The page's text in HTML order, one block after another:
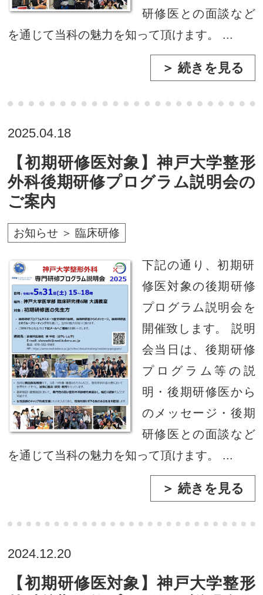
研修医との面談など
を通じて当科の魅力を知って頂けます。 ...
＞ 続きを見る
2025.04.18
【初期研修医対象】神戸大学整形
外科後期研修プログラム説明会の
ご案内
お知らせ ＞ 臨床研修
下記の通り、初期研
修医対象の後期研修
プログラム説明会を
開催致します。 説明
会当日は、後期研修
プログラム等の説
明・後期研修医から
のメッセージ・後期
研修医との面談など
を通じて当科の魅力を知って頂けます。 ...
＞ 続きを見る
2024.12.20
【初期研修医対象】神戸大学整形